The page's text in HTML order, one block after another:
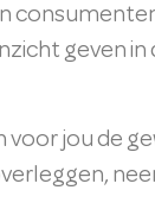
geven in
voor jou de